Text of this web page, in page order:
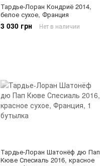
Тардье-Лоран Кондриё 2014,
белое сухое, Франция
3 030 грн Нет в наличии
Тардье-Лоран Шатонёф дю Пап
Кюве Спесиаль 2016, красное